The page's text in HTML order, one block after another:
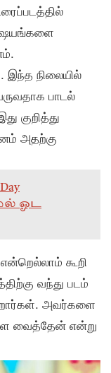
இந்த நிலையில்
பாடல்
குறித்து
அதற்கு
ஓட
கூறி
வந்து படம்
அவர்களை
வைத்தேன் என்று